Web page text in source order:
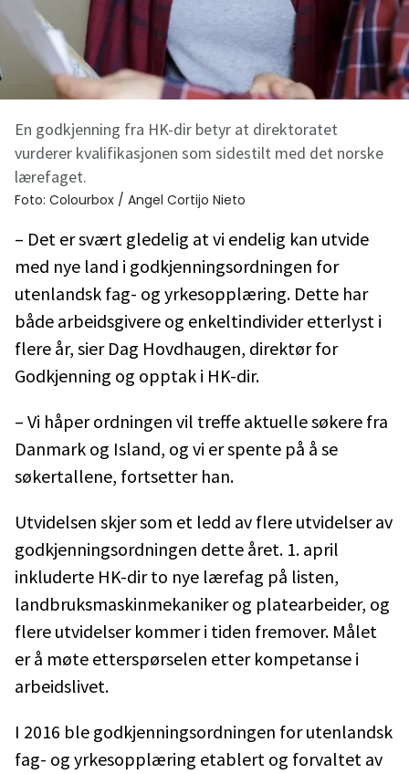
En godkjenning fra HK-dir betyr at direktoratet
vurderer kvalifikasjonen som sidestilt med det norske
lærefaget.
Foto: Colourbox / Angel Cortijo Nieto
– Det er svært gledelig at vi endelig kan utvide
med nye land i godkjenningsordningen for
utenlandsk fag- og yrkesopplæring. Dette har
både arbeidsgivere og enkeltindivider etterlyst i
flere år, sier Dag Hovdhaugen, direktør for
Godkjenning og opptak i HK-dir.
– Vi håper ordningen vil treffe aktuelle søkere fra
Danmark og Island, og vi er spente på å se
søkertallene, fortsetter han.
Utvidelsen skjer som et ledd av flere utvidelser av
godkjenningsordningen dette året. 1. april
inkluderte HK-dir to nye lærefag på listen,
landbruksmaskinmekaniker og platearbeider, og
flere utvidelser kommer i tiden fremover. Målet
er å møte etterspørselen etter kompetanse i
arbeidslivet.
I 2016 ble godkjenningsordningen for utenlandsk
fag- og yrkesopplæring etablert og forvaltet av